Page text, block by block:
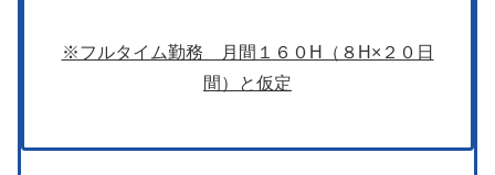
※フルタイム勤務 月間１６０H（８H×２０日
間）と仮定